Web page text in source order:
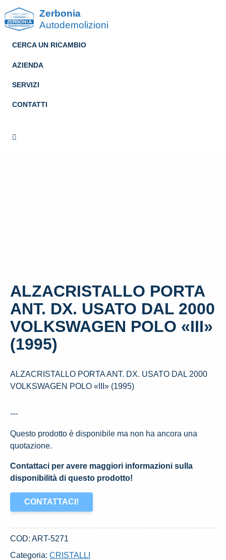
Zerbonia
Autodemolizioni
CERCA UN RICAMBIO
AZIENDA
SERVIZI
CONTATTI
ALZACRISTALLO PORTA
ANT. DX. USATO DAL 2000
VOLKSWAGEN POLO «III»
(1995)
ALZACRISTALLO PORTA ANT. DX. USATO DAL 2000
VOLKSWAGEN POLO «III» (1995)
---
Questo prodotto è disponibile ma non ha ancora una
quotazione.
Contattaci per avere maggiori informazioni sulla
disponibilità di questo prodotto!
CONTATTACI!
COD: ART-5271
Categoria: CRISTALLI